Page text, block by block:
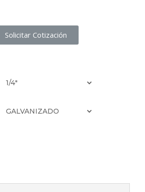
Solicitar Cotización